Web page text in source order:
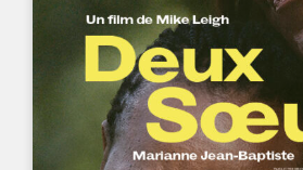
UN FILM DE
MIKE LEIGH